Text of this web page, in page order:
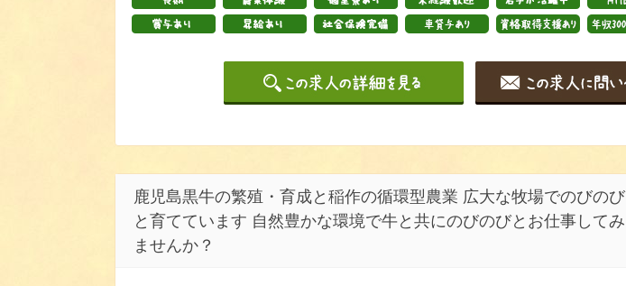
鹿児島黒牛の繁殖・育成と稲作の循環型農業 広大な牧場でのびのび
と育てています 自然豊かな環境で牛と共にのびのびとお仕事してみ
ませんか？